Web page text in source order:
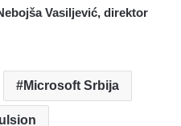
Vasiljević, direktor
Microsoft Srbija